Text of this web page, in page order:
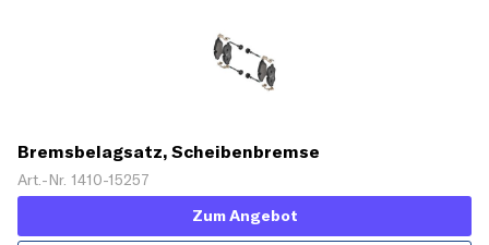
Bremsbelagsatz, Scheibenbremse
Art.-Nr. 1410-15257
Zum Angebot